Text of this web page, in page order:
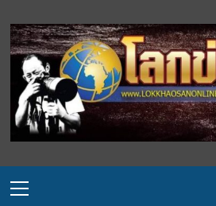
to
content
Menu